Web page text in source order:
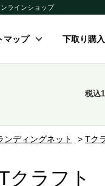
ラインショップ
マップ 下取り購
税込
ンディングネット > Tク
クラフト